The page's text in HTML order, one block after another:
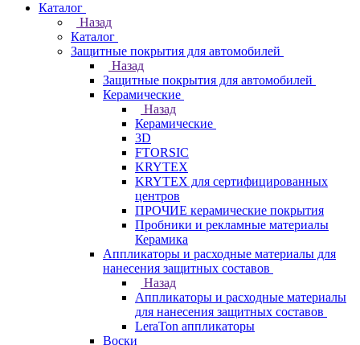
Каталог
Назад
Каталог
Защитные покрытия для автомобилей
Назад
Защитные покрытия для автомобилей
Керамические
Назад
Керамические
3D
FTORSIC
KRYTEX
KRYTEX для сертифицированных
центров
ПРОЧИЕ керамические покрытия
Пробники и рекламные материалы
Керамика
Аппликаторы и расходные материалы для
нанесения защитных составов
Назад
Аппликаторы и расходные материалы
для нанесения защитных составов
LeraTon аппликаторы
Воски